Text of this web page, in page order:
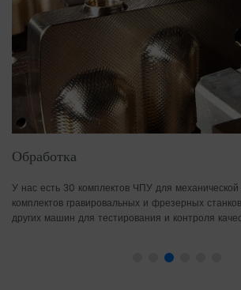
Обработка
У нас есть 30 комплектов ЧПУ для
комплектов гравировальных и фрезерных
других машин для тестирования и контроля